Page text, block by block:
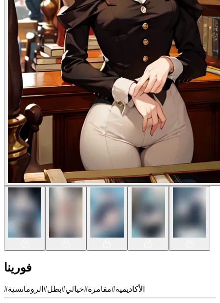
فورينا
# الأكاديمية#مفامرة#خيالي#بطل# الرومانسية